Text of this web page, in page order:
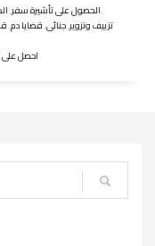
الحصول على تأشيرة سفر,
,
تزييف وتزوير,جنائى,قضايا دم,
احصل على